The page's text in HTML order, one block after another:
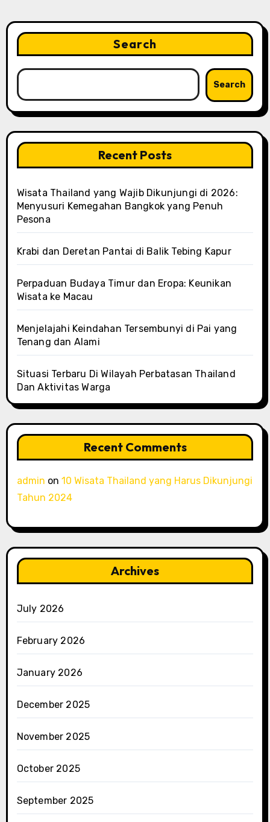
Search
Search
Recent Posts
Wisata Thailand yang Wajib Dikunjungi di 2026:
Menyusuri Kemegahan Bangkok yang Penuh
Pesona
Krabi dan Deretan Pantai di Balik Tebing Kapur
Perpaduan Budaya Timur dan Eropa: Keunikan
Wisata ke Macau
Menjelajahi Keindahan Tersembunyi di Pai yang
Tenang dan Alami
Situasi Terbaru Di Wilayah Perbatasan Thailand
Dan Aktivitas Warga
Recent Comments
admin on 10 Wisata Thailand yang Harus Dikunjungi
Tahun 2024
Archives
July 2026
February 2026
January 2026
December 2025
November 2025
October 2025
September 2025